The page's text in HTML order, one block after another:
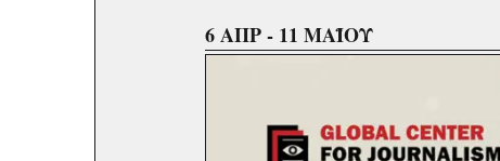
6 ΑΠΡ - 11 ΜΑΪΟΥ